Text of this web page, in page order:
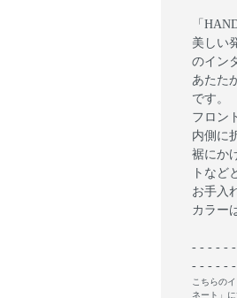
「
美しい
のイン
あたた
です。
フロン
内側に
裾にか
トなど
お手入
カラー
- - - - -
- - - - -
こちらの
ネート」